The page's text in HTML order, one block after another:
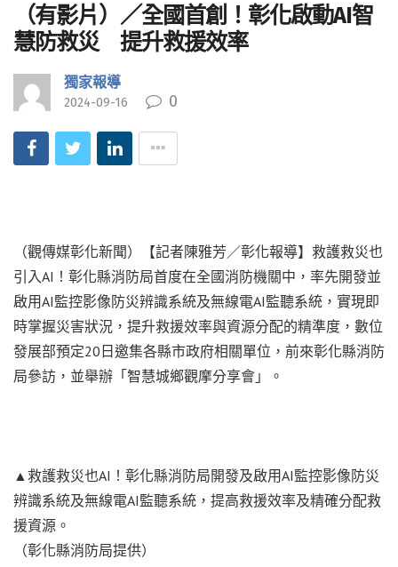
（有影片）／全國首創！彰化啟動AI智
慧防救災 提升救援效率
獨家報導
2024-09-16 0
（觀傳媒彰化新聞）【記者陳雅芳／彰化報導】救護救災也
引入AI！彰化縣消防局首度在全國消防機關中，率先開發並
啟用AI監控影像防災辨識系統及無線電AI監聽系統，實現即
時掌握災害狀況，提升救援效率與資源分配的精準度，數位
發展部預定20日邀集各縣市政府相關單位，前來彰化縣消防
局參訪，並舉辦「智慧城鄉觀摩分享會」。
▲救護救災也AI！彰化縣消防局開發及啟用AI監控影像防災
辨識系統及無線電AI監聽系統，提高救援效率及精確分配救
援資源。
（彰化縣消防局提供）